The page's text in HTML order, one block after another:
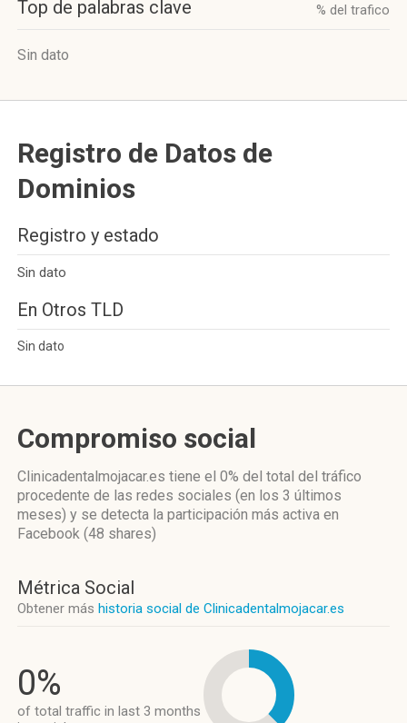
Top de palabras clave % del trafico
Sin dato
Registro de Datos de
Dominios
Registro y estado
Sin dato
En Otros TLD
Sin dato
Compromiso social
Clinicadentalmojacar.es tiene el 0% del total del tráfico
procedente de las redes sociales (en los 3 últimos
meses) y se detecta la participación más activa en
Facebook (48 shares)
Métrica Social
Obtener más historia social de Clinicadentalmojacar.es
0%
of total traffic in last 3 months